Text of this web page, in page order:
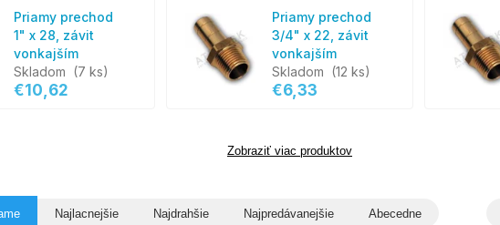
Priamy prechod
1" x 28, závit
vonkajším
Skladom (7 ks)
€10,62
Priamy prechod
3/4" x 22, závit
vonkajším
Skladom (12 ks)
€6,33
Zobraziť viac produktov
Najlacnejšie Najdrahšie Najpredávanejšie Abecedne